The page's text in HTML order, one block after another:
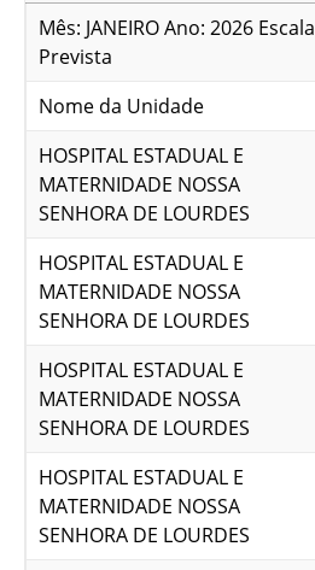
Mês: JANEIRO Ano: 2026 Escala
Prevista
Nome da Unidade
HOSPITAL ESTADUAL E
MATERNIDADE NOSSA
SENHORA DE LOURDES
HOSPITAL ESTADUAL E
MATERNIDADE NOSSA
SENHORA DE LOURDES
HOSPITAL ESTADUAL E
MATERNIDADE NOSSA
SENHORA DE LOURDES
HOSPITAL ESTADUAL E
MATERNIDADE NOSSA
SENHORA DE LOURDES